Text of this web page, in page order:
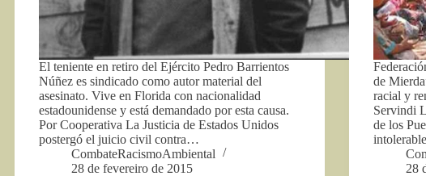
El teniente en retiro del Ejército Pedro Barrientos
Núñez es sindicado como autor material del
asesinato. Vive en Florida con nacionalidad
estadounidense y está demandado por esta causa.
Por Cooperativa La Justicia de Estados Unidos
postergó el juicio civil contra…
CombateRacismoAmbiental
28 de fevereiro de 2015
de
racial y
Servindi
de los
28